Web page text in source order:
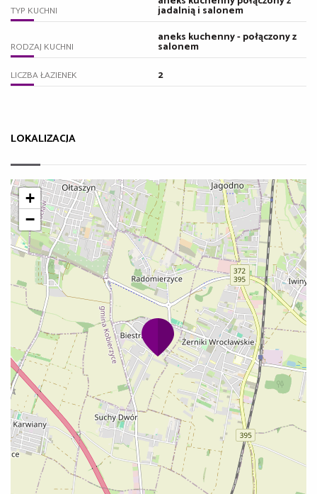
TYP KUCHNI jadalnią i salonem
RODZAJ KUCHNI
aneks kuchenny - połączony z
salonem
LICZBA ŁAZIENEK 2
LOKALIZACJA
+
−